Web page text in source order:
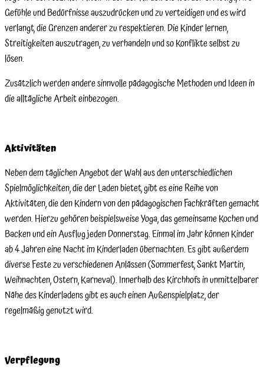
Gefühle und Bedürfnisse auszudrücken und zu verteidigen und es wird
verlangt, die Grenzen anderer zu respektieren. Die Kinder lernen,
Streitigkeiten auszutragen, zu verhandeln und so Konflikte selbst zu
lösen.
Zusätzlich werden andere sinnvolle pädagogische Methoden und Ideen in
die alltägliche Arbeit einbezogen.
Aktivitäten
Neben dem täglichen Angebot der Wahl aus den unterschiedlichen
Spielmöglichkeiten, die der Laden bietet, gibt es eine Reihe von
Aktivitäten, die den Kindern von den pädagogischen Fachkräften gemacht
werden. Hierzu gehören beispielsweise Yoga, das gemeinsame Kochen und
Backen und ein Ausflug jeden Donnerstag. Einmal im Jahr können Kinder
ab 4 Jahren eine Nacht im Kinderladen übernachten. Es gibt außerdem
diverse Feste zu verschiedenen Anlässen (Sommerfest, Sankt Martin,
Weihnachten, Ostern, Karneval). Innerhalb des Kirchhofs in unmittelbarer
Nähe des Kinderladens gibt es auch einen Außenspielplatz, der
regelmäßig genutzt wird.
Verpflegung